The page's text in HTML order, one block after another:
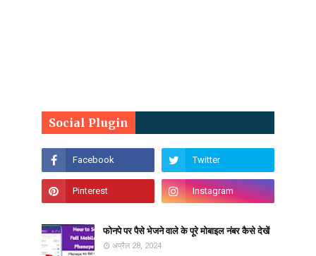
Social Plugin
फोनपे पर पैसे भेजने वाले के पूरे मोबाइल नंबर कैसे देखें
अप्रैल 28, 2024